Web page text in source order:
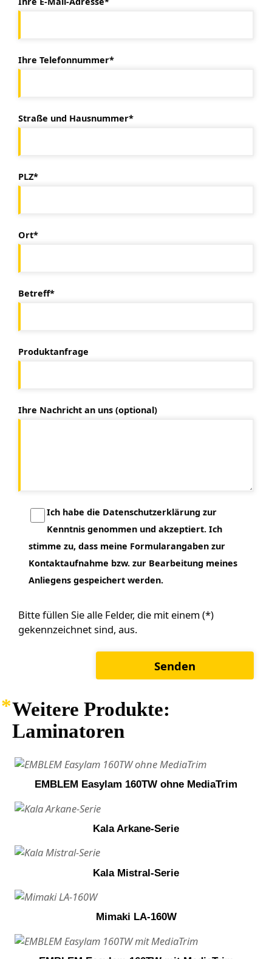
Ihre Telefonnummer*
Straße und Hausnummer*
PLZ*
Ort*
Betreff*
Produktanfrage
Ihre Nachricht an uns (optional)
Ich habe die Datenschutzerklärung zur
Kenntnis genommen und akzeptiert. Ich
stimme zu, dass meine Formularangaben zur
Kontaktaufnahme bzw. zur Bearbeitung meines
Anliegens gespeichert werden.
Bitte füllen Sie alle Felder, die mit einem (*)
gekennzeichnet sind, aus.
Weitere Produkte:
Laminatoren
EMBLEM Easylam 160TW ohne MediaTrim
Kala Arkane-Serie
Kala Mistral-Serie
Mimaki LA-160W